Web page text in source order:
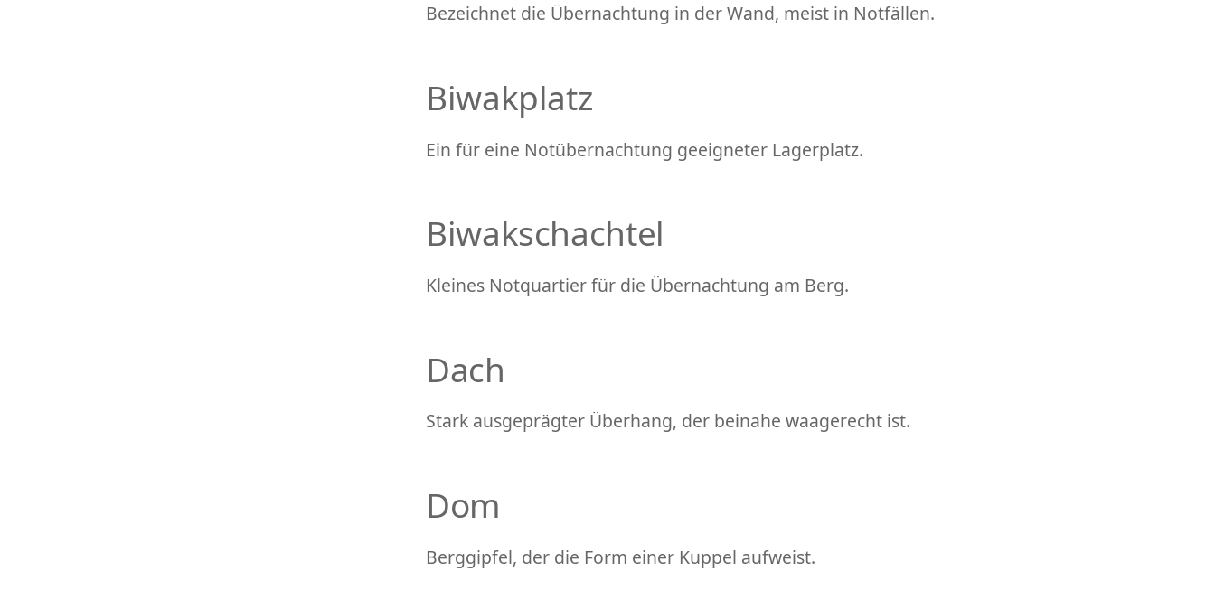
Bezeichnet die Übernachtung in der Wand, meist in Notfällen.
Biwakplatz
Ein für eine Notübernachtung geeigneter Lagerplatz.
Biwakschachtel
Kleines Notquartier für die Übernachtung am Berg.
Dach
Stark ausgeprägter Überhang, der beinahe waagerecht ist.
Dom
Berggipfel, der die Form einer Kuppel aufweist.